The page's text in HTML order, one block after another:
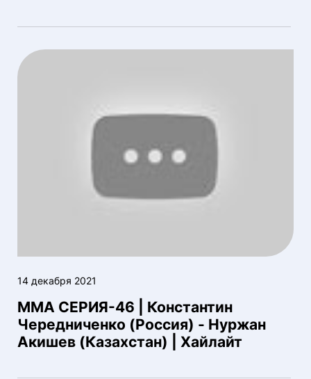
14 декабря 2021
ММА СЕРИЯ-46 | Константин
Чередниченко (Россия) - Нуржан
Акишев (Казахстан) | Хайлайт